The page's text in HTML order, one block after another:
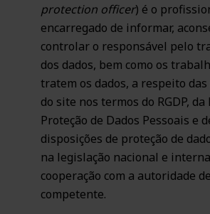
protection officer) é o
encarregado de informar,
controlar o responsável pelo
dos dados, bem como os
tratem os dados, a respeito
do site nos termos do RGDP, da
Proteção de Dados Pessoais e
disposições de proteção de
na legislação nacional e
cooperação com a autoridade
competente.